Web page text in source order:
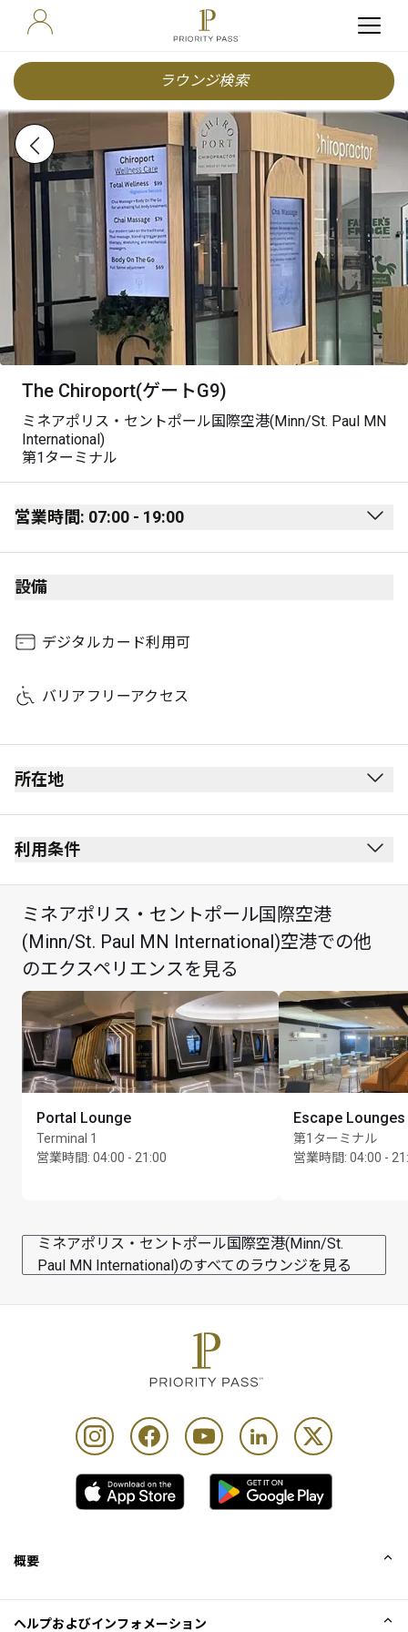
ラウンジ検索
The Chiroport(ゲートG9)
ミネアポリス・セントポール国際空港(Minn/St. Paul MN
International)
第1ターミナル
営業時間: 07:00 - 19:00
Monday 07:00 - 19:00
Tuesday
Thursday
Friday
設備
デジタルカード利用可
バリアフリーアクセス
所在地
利用条件
ミネアポリス・セントポール国際空港
(Minn/St. Paul MN International)空港での他
のエクスペリエンスを見る
Portal Lounge
Terminal 1
営業時間: 04:00 - 21:00
Escape Lounges
第1ターミナル
営業時間: 04:00 -
ミネアポリス・セントポール国際空港(Minn/St.
Paul MN International)のすべてのラウンジを見る
概要
ヘルプおよびインフォメーション